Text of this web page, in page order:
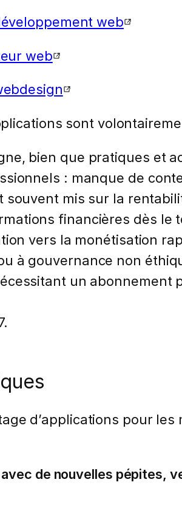
web
web
sont
bien que pratiques et
: manque de
souvent mis sur la
financières dès le
vers la monétisation
à gouvernance non
un abonnement
d’applications pour
de nouvelles pépites,